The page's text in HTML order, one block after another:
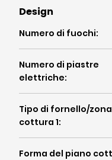
Design
Numero di fuochi:
Numero di piastre
elettriche:
Tipo di fornello/zona
cottura 1:
Forma del piano